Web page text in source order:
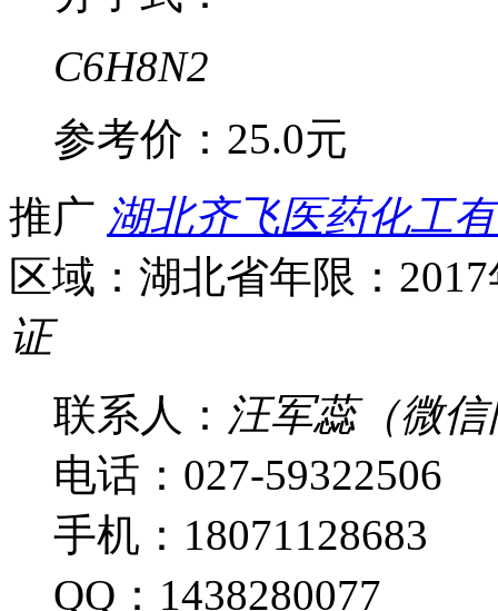
C6H8N2
参考价： 25.0元
推广 湖北齐飞医药化工
区域：湖北省年限：
证
联系人： 汪军蕊（微
电话：027-59322506
手机：18071128683
QQ：1438280077